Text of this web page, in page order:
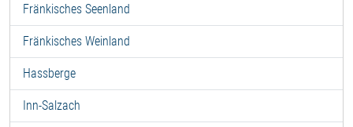
Fränkisches Seenland
Fränkisches Weinland
Hassberge
Inn-Salzach